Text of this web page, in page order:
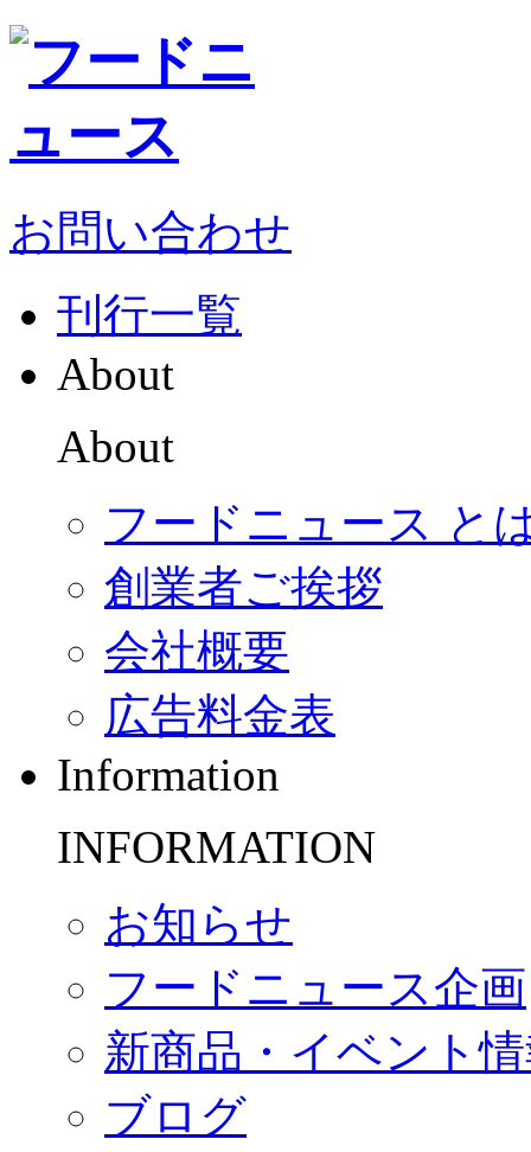
お問い合わせ
刊行一覧
About
About
フードニュース と
創業者ご挨拶
会社概要
広告料金表
Information
INFORMATION
お知らせ
フードニュース企画
新商品・イベント
ブログ